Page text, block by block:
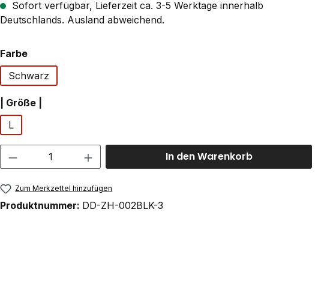
Sofort verfügbar, Lieferzeit ca. 3-5 Werktage innerhalb
Deutschlands. Ausland abweichend.
Farbeauswählen
Schwarz
| Größe |
L
Produkt Anzahl: Gib den gewünschten Wert
In den Warenkorb
Zum Merkzettel hinzufügen
Produktnummer: DD-ZH-002BLK-3